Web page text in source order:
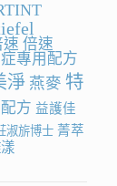
速 倍速
專用配方
淨 燕麥 特
方 益護佳
淑旂博士 菁萃